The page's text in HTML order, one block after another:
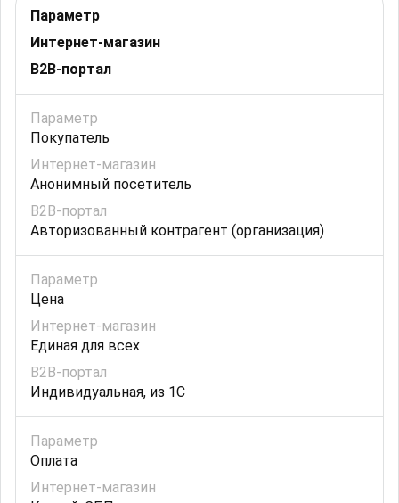
Параметр
Интернет-магазин
B2B-портал
Покупатель
Анонимный посетитель
Авторизованный контрагент (организация)
Цена
Единая для всех
Индивидуальная, из 1С
Оплата